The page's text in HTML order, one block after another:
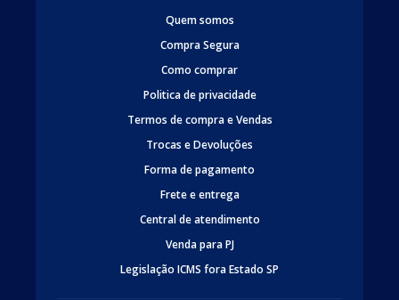
Quem somos
Compra Segura
Como comprar
Politica de privacidade
Termos de compra e Vendas
Trocas e Devoluções
Forma de pagamento
Frete e entrega
Central de atendimento
Venda para PJ
Legislação ICMS fora Estado SP